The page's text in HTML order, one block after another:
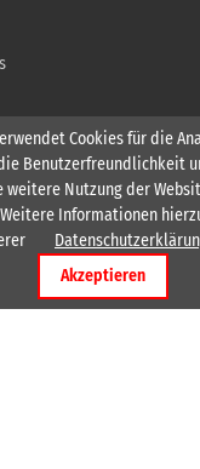
Cookies für die
Benutzerfreundlichkeit
weitere Nutzung der
Informationen
Akzeptieren
André Seitz
Jugend-Handball-Cup